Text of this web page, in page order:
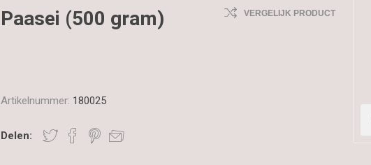
Paasei (500 gram) VERGELIJK PRODUCT
Artikelnummer: 180025
Delen: